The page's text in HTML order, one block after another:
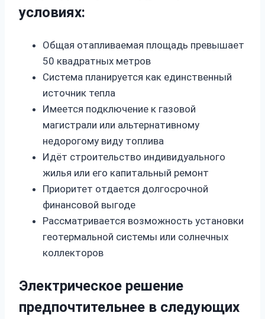
условиях:
Общая отапливаемая площадь превышает
50 квадратных метров
Система планируется как единственный
источник тепла
Имеется подключение к газовой
магистрали или альтернативному
недорогому виду топлива
Идёт строительство индивидуального
жилья или его капитальный ремонт
Приоритет отдается долгосрочной
финансовой выгоде
Рассматривается возможность установки
геотермальной системы или солнечных
коллекторов
Электрическое решение
предпочтительнее в следующих